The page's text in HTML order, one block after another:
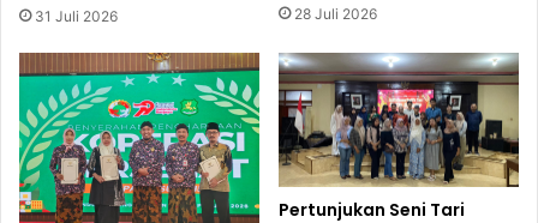
31 Juli 2026 28 Juli 2026
Pertunjukan Seni Tari